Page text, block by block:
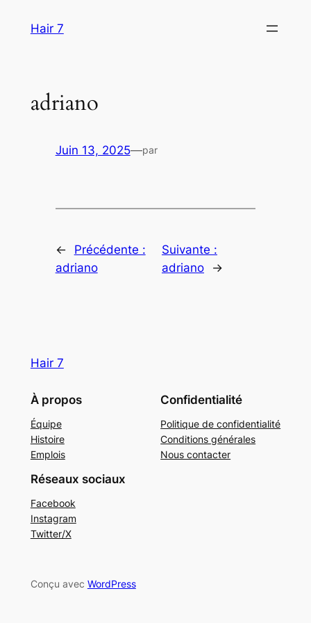
Hair 7
adriano
Juin 13, 2025—par
←
Précédente :
adriano
Suivante :
adriano
→
Hair 7
À propos
Équipe
Histoire
Emplois
Confidentialité
Politique de confidentialité
Conditions générales
Nous contacter
Réseaux sociaux
Facebook
Instagram
Twitter/X
Conçu avec WordPress